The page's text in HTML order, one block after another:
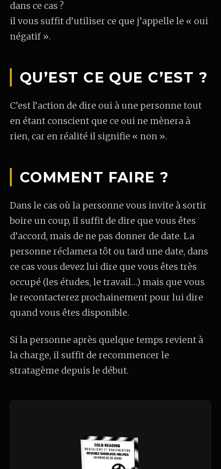
dans ce cas ?
il vous suffit d’utiliser ce que j’appelle le « oui
négatif ».
QU’EST CE QUE C’EST ?
C’est l’action de dire oui à une personne tout
en étant conscient que ce oui ne mènera à
rien, car en réalité il signifie « non ».
COMMENT FAIRE ?
Dans le cas où la personne vous invite à sortir
boire un coup, il suffit de dire que vous êtes
d’accord, mais de ne pas donner de date. La
personne réclamera tôt ou tard une date, dans
ce cas vous devez lui dire que vous êtes très
occupé (les études, le travail…) mais que vous
le recontacterez prochainement pour lui dire
quand vous êtes disponible.
Si la personne après quelque temps revient à
la charge, il suffit de recommencer le
stratagème depuis le début.